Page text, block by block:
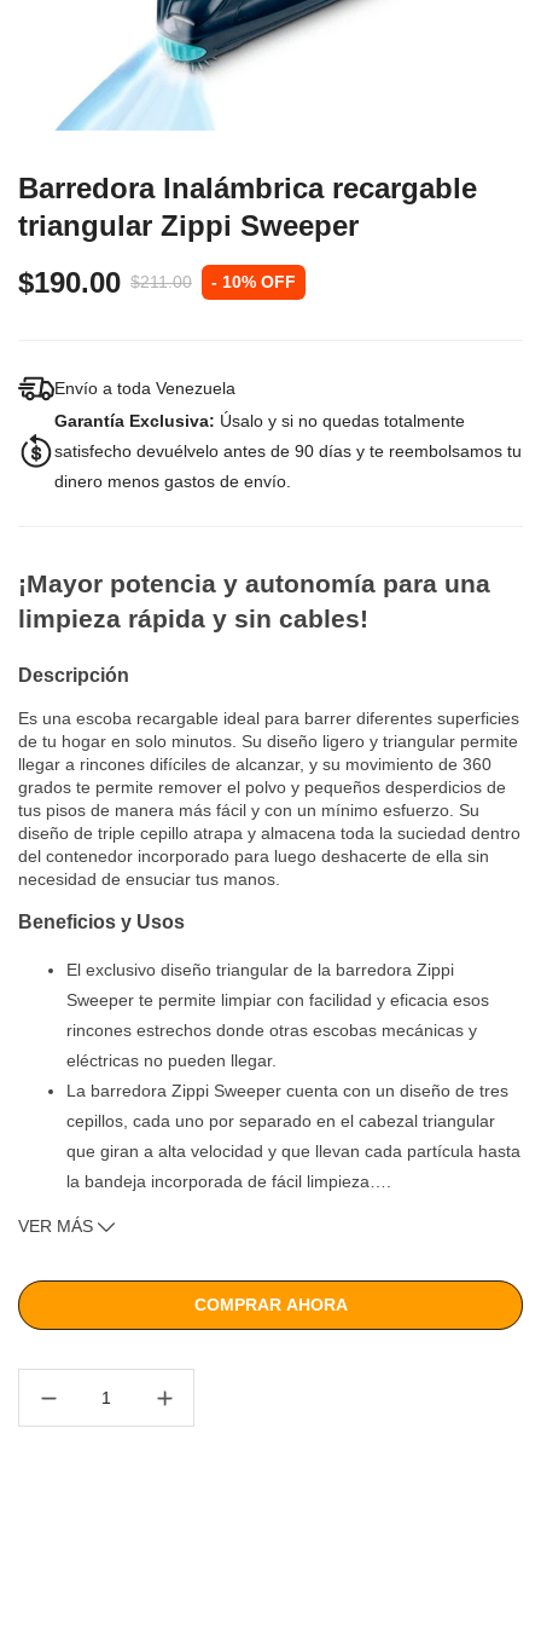
Barredora Inalámbrica recargable
triangular Zippi Sweeper
$190.00 $211.00 - 10% OFF
Envío a toda Venezuela
Garantía Exclusiva: Úsalo y si no quedas totalmente
satisfecho devuélvelo antes de 90 días y te reembolsamos tu
dinero menos gastos de envío.
¡Mayor potencia y autonomía para una
limpieza rápida y sin cables!
Descripción
Es una escoba recargable ideal para barrer diferentes superficies
de tu hogar en solo minutos. Su diseño ligero y triangular permite
llegar a rincones difíciles de alcanzar, y su movimiento de 360
grados te permite remover el polvo y pequeños desperdicios de
tus pisos de manera más fácil y con un mínimo esfuerzo. Su
diseño de triple cepillo atrapa y almacena toda la suciedad dentro
del contenedor incorporado para luego deshacerte de ella sin
necesidad de ensuciar tus manos.
Beneficios y Usos
El exclusivo diseño triangular de la barredora Zippi
Sweeper te permite limpiar con facilidad y eficacia esos
rincones estrechos donde otras escobas mecánicas y
eléctricas no pueden llegar.
La barredora Zippi Sweeper cuenta con un diseño de tres
cepillos, cada uno por separado en el cabezal triangular
que giran a alta velocidad y que llevan cada partícula hasta
la bandeja incorporada de fácil limpieza
Gracias a su diseño ultra delgado la barredora Zippi
Sweeper se pliega fácilmente para llegar a esos lugares
Fácil de usar y guardar en cualquier lugar.
Limpia la suciedad que se encuentra en su camino en
VER MÁS
COMPRAR AHORA